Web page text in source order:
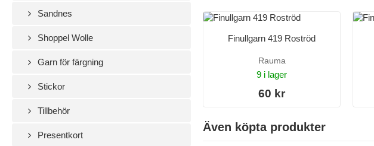
Sandnes
Shoppel Wolle
Garn för färgning
Stickor
Tillbehör
Presentkort
Finullgarn 419 Roströd
Rauma
9 i lager
60 kr
Även köpta produkter